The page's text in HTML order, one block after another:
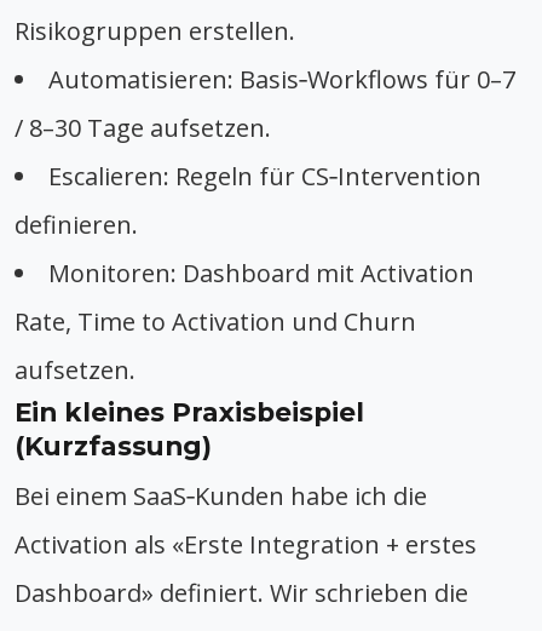
Risikogruppen erstellen.
Automatisieren: Basis‑Workflows für 0–7
/ 8–30 Tage aufsetzen.
Escalieren: Regeln für CS‑Intervention
definieren.
Monitoren: Dashboard mit Activation
Rate, Time to Activation und Churn
aufsetzen.
Ein kleines Praxisbeispiel
(Kurzfassung)
Bei einem SaaS‑Kunden habe ich die
Activation als «Erste Integration + erstes
Dashboard» definiert. Wir schrieben die